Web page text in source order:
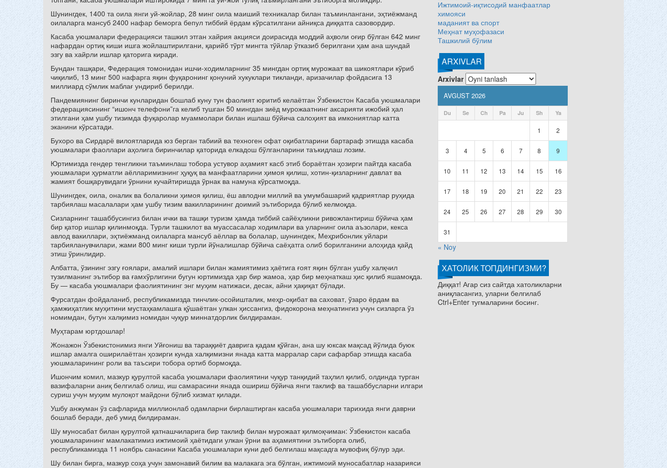
Шунингдек, 1400 та оила янги уй-жойлар, 28 минг оила маиший техникалар билан таъминлангани, эҳтиёжманд
оилаларга мансуб 2400 нафар беморга бепул тиббий ёрдам кўрсатилгани айниқса диққатга сазовордир.
Касаба уюшмалари федерацияси ташкил этган хайрия акцияси доирасида моддий аҳволи оғир бўлган 642 минг
нафардан ортиқ киши ишга жойлаштирилгани, қарийб тўрт мингта тўйлар ўтказиб берилгани ҳам ана шундай
эзгу ва хайрли ишлар қаторига киради.
Бундан ташқари, Федерация томонидан ишчи-ходимларнинг 35 мингдан ортиқ мурожаат ва шикоятлари кўриб
чиқилиб, 13 минг 500 нафарга яқин фуқаронинг қонуний хукуклари тикланди, аризачилар фойдасига 13
миллиард сўмлик маблағ ундириб берилди.
Пандемиянинг биринчи кунларидан бошлаб куну тун фаолият юритиб келаётган Ўзбекистон Касаба уюшмалари
федерациясининг “ишонч телефони”га келиб тушган 50 мингдан зиёд мурожаатнинг аксарияти ижобий ҳал
этилгани ҳам ушбу тизимда фуқаролар муаммолари билан ишлаш бўйича салоҳият ва имкониятлар катта
эканини кўрсатади.
Бухоро ва Сирдарё вилоятларида юз берган табиий ва техноген офат оқибатларини бартараф этишда касаба
уюшмалари фаоллари аҳолига биринчилар қаторида елкадош бўлганларини таъкидлаш лозим.
Юртимизда гендер тенгликни таъминлаш тобора устувор аҳамият касб этиб бораётган ҳозирги пайтда касаба
уюшмалари ҳурматли аёлларимизнинг ҳуқуқ ва манфаатларини ҳимоя қилиш, хотин-қизларнинг давлат ва
жамият бошқарувидаги ўрнини кучайтиришда ўрнак ва намуна кўрсатмоқда.
Шунингдек, оила, оналик ва болаликни ҳимоя қилиш, ёш авлодни миллий ва умумбашарий қадриятлар руҳида
тарбиялаш масалалари ҳам ушбу тизим вакилларининг доимий эътиборида бўлиб келмоқда.
Сизларнинг ташаббусингиз билан ички ва ташқи туризм ҳамда тиббий сайёҳликни ривожлантириш бўйича ҳам
бир қатор ишлар қилинмоқда. Турли ташкилот ва муассасалар ходимлари ва уларнинг оила аъзолари, кекса
авлод вакиллари, эҳтиёжманд оилаларга мансуб аёллар ва болалар, шунингдек, Меҳрибонлик уйлари
тарбияланувчилари, жами 800 минг киши турли йўналишлар бўйича саёҳатга олиб борилганини алоҳида қайд
этиш ўринлидир.
Албатта, ўзининг эзгу ғоялари, амалий ишлари билан жамиятимиз ҳаётига ғоят яқин бўлган ушбу халқчил
тузилманинг эътибор ва ғамхўрлигини бугун юртимизда ҳар бир жамоа, ҳар бир меҳнаткаш ҳис қилиб яшамоқда.
Бу — касаба уюшмалари фаолиятининг энг муҳим натижаси, десак, айни ҳақиқат бўлади.
Фурсатдан фойдаланиб, республикамизда тинчлик-осойишталик, меҳр-оқибат ва саховат, ўзаро ёрдам ва
ҳамжиҳатлик муҳитини мустаҳкамлашга қўшаётган улкан ҳиссангиз, фидокорона меҳнатингиз учун сизларга ўз
номимдан, бутун халқимиз номидан чуқур миннатдорлик билдираман.
Муҳтарам юртдошлар!
Жонажон Ўзбекистонимиз янги Уйғониш ва тараққиёт даврига қадам қўйган, ана шу юксак мақсад йўлида буюк
ишлар амалга оширилаётган ҳозирги кунда халқимизни янада катта марралар сари сафарбар этишда касаба
уюшмаларининг роли ва таъсири тобора ортиб бормоқда.
Ишончим комил, мазкур қурултой касаба уюшмалари фаолиятини чуқур танқидий таҳлил қилиб, олдинда турган
вазифаларни аниқ белгилаб олиш, иш самарасини янада ошириш бўйича янги таклиф ва ташаббусларни илгари
суриш учун муҳим мулоқот майдони бўлиб хизмат қилади.
Ушбу анжуман ўз сафларида миллионлаб одамларни бирлаштирган касаба уюшмалари тарихида янги даврни
бошлаб беради, деб умид билдираман.
Шу муносабат билан қурултой қатнашчиларига бир таклиф билан мурожаат қилмоқчиман: Ўзбекистон касаба
уюшмаларининг мамлакатимиз ижтимоий ҳаётидаги улкан ўрни ва аҳамиятини эътиборга олиб,
республикамизда 11 ноябрь санасини Касаба уюшмалари куни деб белгилаш мақсадга мувофиқ бўлур эди.
Шу билан бирга, мазкур соҳа учун замонавий билим ва малакага эга бўлган, ижтимоий муносабатлар назарияси
Ижтимоий-иқтисодий манфаатлар
химояси
маданият ва спорт
Меҳнат муҳофазаси
Ташкилий бўлим
ARXIVLAR
Arxivlar
AVGUST 2026
Du Se Ch Pa Ju Sh Ya
1 2
3 4 5 6 7 8 9
10 11 12 13 14 15 16
17 18 19 20 21 22 23
24 25 26 27 28 29 30
31
« Noy
ХАТОЛИК ТОПДИНГИЗМИ?
Диққат! Агар сиз сайтда хатоликларни
аниқласангиз, уларни белгилаб
Ctrl+Enter тугмаларини босинг.